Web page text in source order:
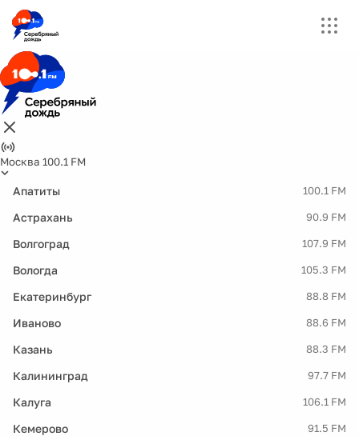
Москва 100.1 FM
Апатиты 100.1 FM
Астрахань 90.9 FM
Волгоград 107.9 FM
Вологда 105.3 FM
Екатеринбург 88.8 FM
Иваново 88.6 FM
Казань 88.3 FM
Калининград 97.7 FM
Калуга 106.1 FM
Кемерово 91.5 FM